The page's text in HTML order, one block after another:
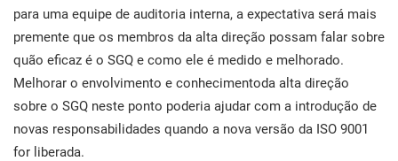
para uma equipe de auditoria interna, a expectativa será mais
premente que os membros da alta direção possam falar sobre
quão eficaz é o SGQ e como ele é medido e melhorado.
Melhorar o envolvimento e conhecimentoda alta direção
sobre o SGQ neste ponto poderia ajudar com a introdução de
novas responsabilidades quando a nova versão da ISO 9001
for liberada.